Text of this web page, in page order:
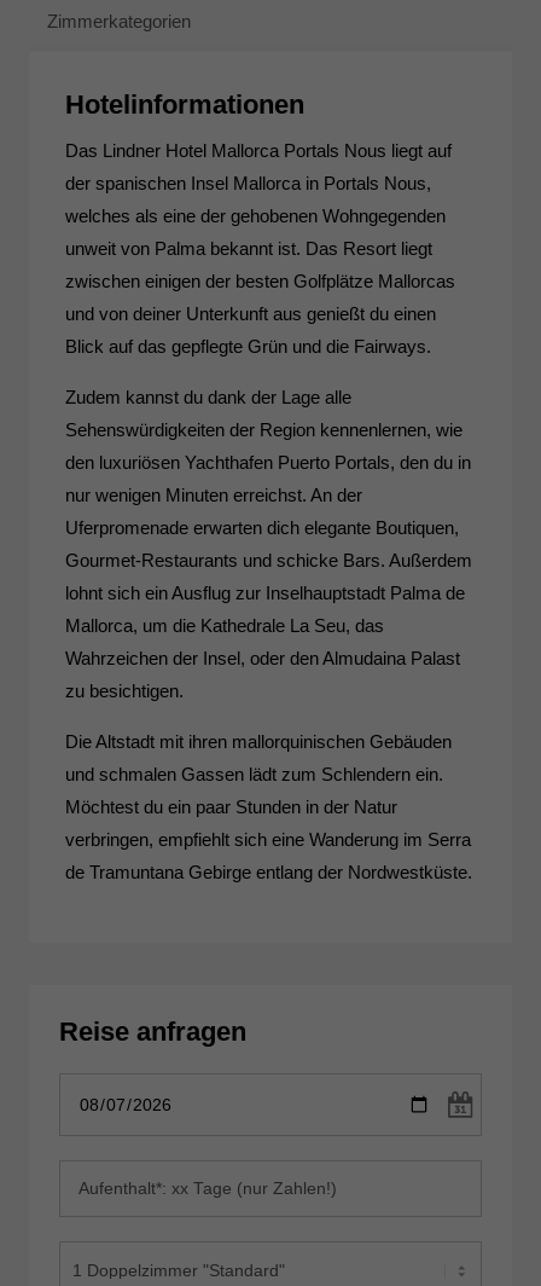
Zimmerkategorien
Hotelinformationen
Das Lindner Hotel Mallorca Portals Nous liegt auf
der spanischen Insel Mallorca in Portals Nous,
welches als eine der gehobenen Wohngegenden
unweit von Palma bekannt ist. Das Resort liegt
zwischen einigen der besten Golfplätze Mallorcas
und von deiner Unterkunft aus genießt du einen
Blick auf das gepflegte Grün und die Fairways.
Zudem kannst du dank der Lage alle
Sehenswürdigkeiten der Region kennenlernen, wie
den luxuriösen Yachthafen Puerto Portals, den du in
nur wenigen Minuten erreichst. An der
Uferpromenade erwarten dich elegante Boutiquen,
Gourmet-Restaurants und schicke Bars. Außerdem
lohnt sich ein Ausflug zur Inselhauptstadt Palma de
Mallorca, um die Kathedrale La Seu, das
Wahrzeichen der Insel, oder den Almudaina Palast
zu besichtigen.
Die Altstadt mit ihren mallorquinischen Gebäuden
und schmalen Gassen lädt zum Schlendern ein.
Möchtest du ein paar Stunden in der Natur
verbringen, empfiehlt sich eine Wanderung im Serra
de Tramuntana Gebirge entlang der Nordwestküste.
Reise anfragen